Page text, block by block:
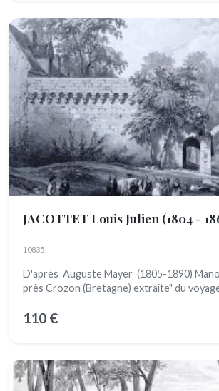
JACOTTET Louis Julien (1804 -
10835
D'après Auguste Mayer (1805-1890)
près Crozon (Bretagne) extraite" du
110 €